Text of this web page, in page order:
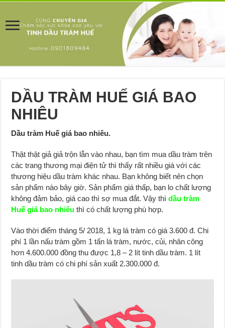
DẦU TRÀM HUẾ GIÁ BAO
NHIÊU
Dầu tràm Huế giá bao nhiêu.
Thật thật giả giả trộn lẫn vào nhau, bạn tìm mua dầu tràm trên
các trang thương mại điện tử thì thấy rất nhiều giá với các
thương hiệu dầu tràm khác nhau. Bạn không biết nên chọn
sản phẩm nào bây giờ. Sản phẩm giá thấp, bạn lo chất lượng
không đảm bảo, giá cao thì sợ mua đắt. Vậy thìdầu tràm
Huế giá bao nhiêu thì có chất lượng phù hợp.
Vào thời điểm tháng 5/ 2018, 1 kg lá tràm có giá 3.600 đ. Chi
phí 1 lần nấu tràm gồm 1 tấn lá tràm, nước, củi, nhân công
hơn 4.600.000 đồng thu được 1,8 – 2 lít tinh dầu tràm. 1 lít
tinh dầu tràm có chi phí sản xuất 2.300.000 đ.